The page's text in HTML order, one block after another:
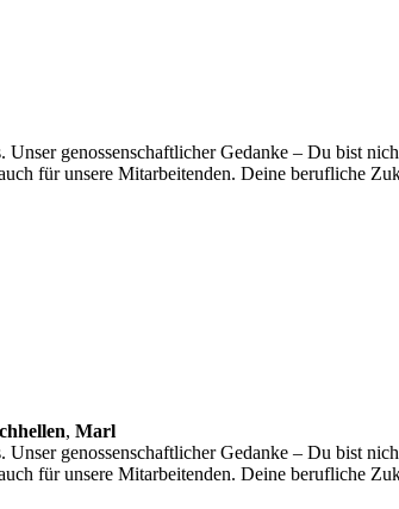
genossenschaftlicher Gedanke – Du bist
für unsere Mitarbeitenden. Deine berufliche
, Marl
genossenschaftlicher Gedanke – Du bist
für unsere Mitarbeitenden. Deine berufliche